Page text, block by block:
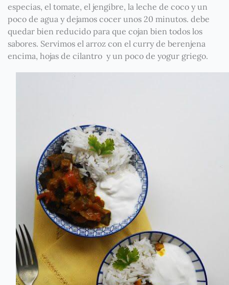
especias, el tomate, el jengibre, la leche de coco y un
poco de agua y dejamos cocer unos 20 minutos. debe
quedar bien reducido para que cojan bien todos los
sabores. Servimos el arroz con el curry de berenjena
encima, hojas de cilantro y un poco de yogur griego.